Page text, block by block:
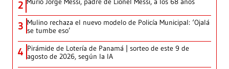
2
3 Mulino rechaza el nuevo modelo de Policía Municipal: ‘Ojalá
se tumbe eso’
4 Pirámide de Lotería de Panamá | sorteo de este 9 de
agosto de 2026, según la IA